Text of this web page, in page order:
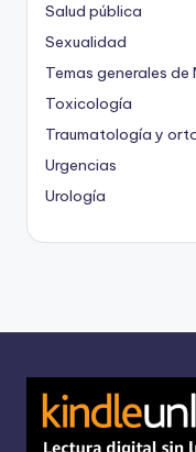
Salud pública
Sexualidad
Temas generales de
Toxicología
Traumatología y
Urgencias
Urología